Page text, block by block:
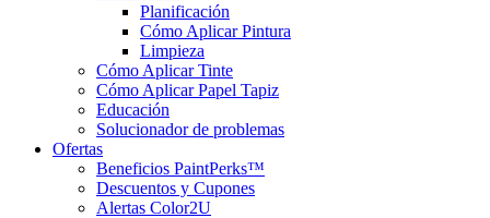
Planificación
Cómo Aplicar Pintura
Limpieza
Cómo Aplicar Tinte
Cómo Aplicar Papel Tapiz
Educación
Solucionador de problemas
Ofertas
Beneficios PaintPerks™
Descuentos y Cupones
Alertas Color2U